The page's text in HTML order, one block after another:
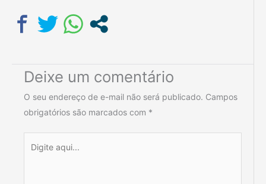
Deixe um comentário
O seu endereço de e-mail não será publicado. Campos
obrigatórios são marcados com *
aqui...